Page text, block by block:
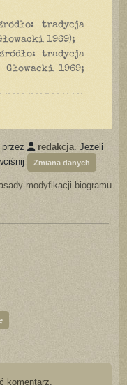
tradycja
1969);
tradycja
1969;
redakcja. Jeżeli
Zmiana danych
modyfikacji biogramu
komentarz.